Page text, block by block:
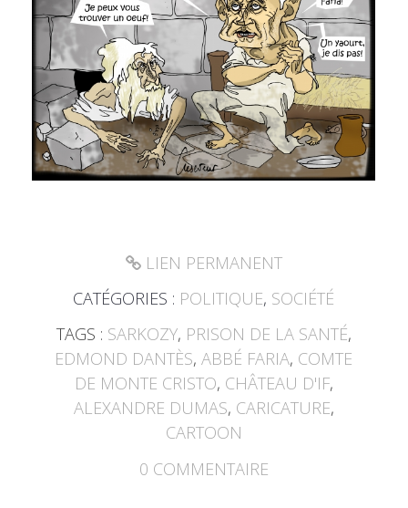
LIEN PERMANENT
CATÉGORIES : POLITIQUE, SOCIÉTÉ
TAGS : SARKOZY, PRISON DE LA SANTÉ,
EDMOND DANTÈS,ABBÉ FARIA, COMTE
DE MONTE CRISTO, CHÂTEAU D'IF,
ALEXANDRE DUMAS, CARICATURE,
CARTOON
0 COMMENTAIRE